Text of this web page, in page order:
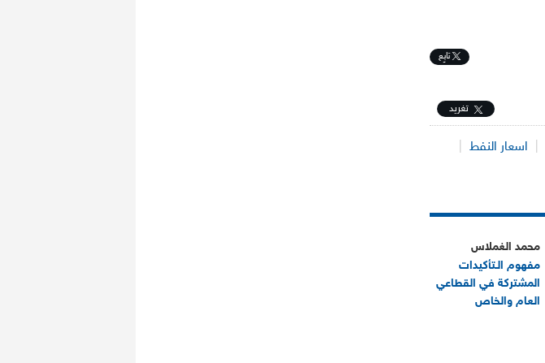
تابِع
تغريد
اسعار النفط
محمد الغملاس
مفهوم الـتأكيدات
المشتركة في القطاعي
العام والخاص